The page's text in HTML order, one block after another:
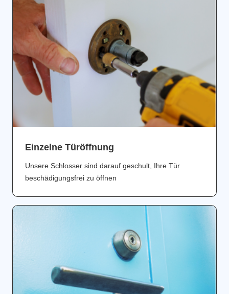
Einzelne Türöffnung
Unsere Schlosser sind darauf geschult, Ihre Tür
beschädigungsfrei zu öffnen